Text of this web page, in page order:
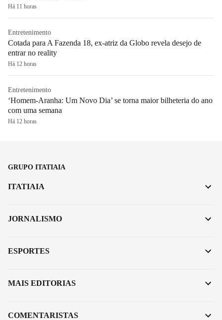
Há 11 horas
Entretenimento
Cotada para A Fazenda 18, ex-atriz da Globo revela desejo de
entrar no reality
Há 12 horas
Entretenimento
‘Homem-Aranha: Um Novo Dia’ se torna maior bilheteria do ano
com uma semana
Há 12 horas
GRUPO ITATIAIA
ITATIAIA
JORNALISMO
ESPORTES
MAIS EDITORIAS
COMENTARISTAS